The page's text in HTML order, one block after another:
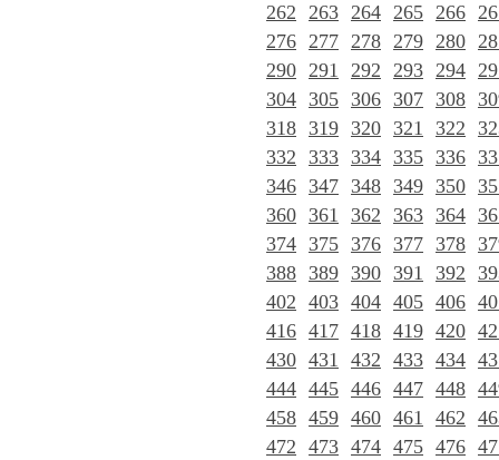
262 263 264 265 266
276 277 278 279 280
290 291 292 293 294
304 305 306 307 308
318 319 320 321 322
332 333 334 335 336
346 347 348 349 350
360 361 362 363 364
374 375 376 377 378
388 389 390 391 392
402 403 404 405 406
416 417 418 419 420
430 431 432 433 434
444 445 446 447 448
458 459 460 461 462
472 473 474 475 476